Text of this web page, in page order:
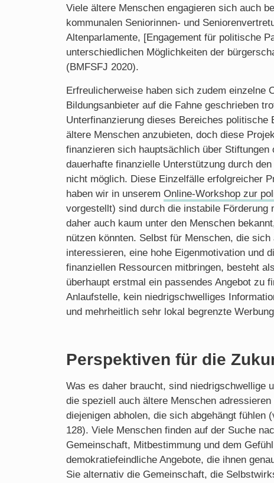
Viele ältere Menschen engagieren sich auch
kommunalen Seniorinnen- und
Altenparlamente, [Engagement für politische
unterschiedlichen Möglichkeiten der
(BMFSFJ 2020).
Erfreulicherweise haben sich zudem einzelne
Bildungsanbieter auf die Fahne geschrieben
Unterfinanzierung dieses Bereiches politische
ältere Menschen anzubieten, doch diese
finanzieren sich hauptsächlich über Stiftungen
dauerhafte finanzielle Unterstützung durch
nicht möglich. Diese Einzelfälle erfolgreicher
haben wir in unserem Online-Workshop zur
vorgestellt) sind durch die instabile Förderung
daher auch kaum unter den Menschen
nützen könnten. Selbst für Menschen, die
interessieren, eine hohe Eigenmotivation und
finanziellen Ressourcen mitbringen, besteht
überhaupt erstmal ein passendes Angebot zu
Anlaufstelle, kein niedrigschwelliges
und mehrheitlich sehr lokal begrenzte
Perspektiven für die
Was es daher braucht, sind niedrigschwellige
die speziell auch ältere Menschen
diejenigen abholen, die sich abgehängt fühlen
128). Viele Menschen finden auf der Suche
Gemeinschaft, Mitbestimmung und dem
demokratiefeindliche Angebote, die ihnen
Sie alternativ die Gemeinschaft, die